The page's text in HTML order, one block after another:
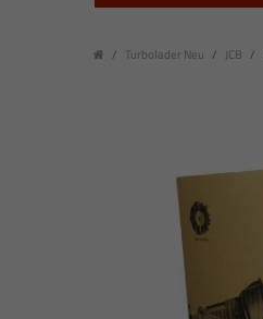
Turbolader Neu JCB